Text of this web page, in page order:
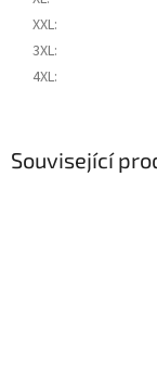
Související
XXL:
3XL:
4XL: